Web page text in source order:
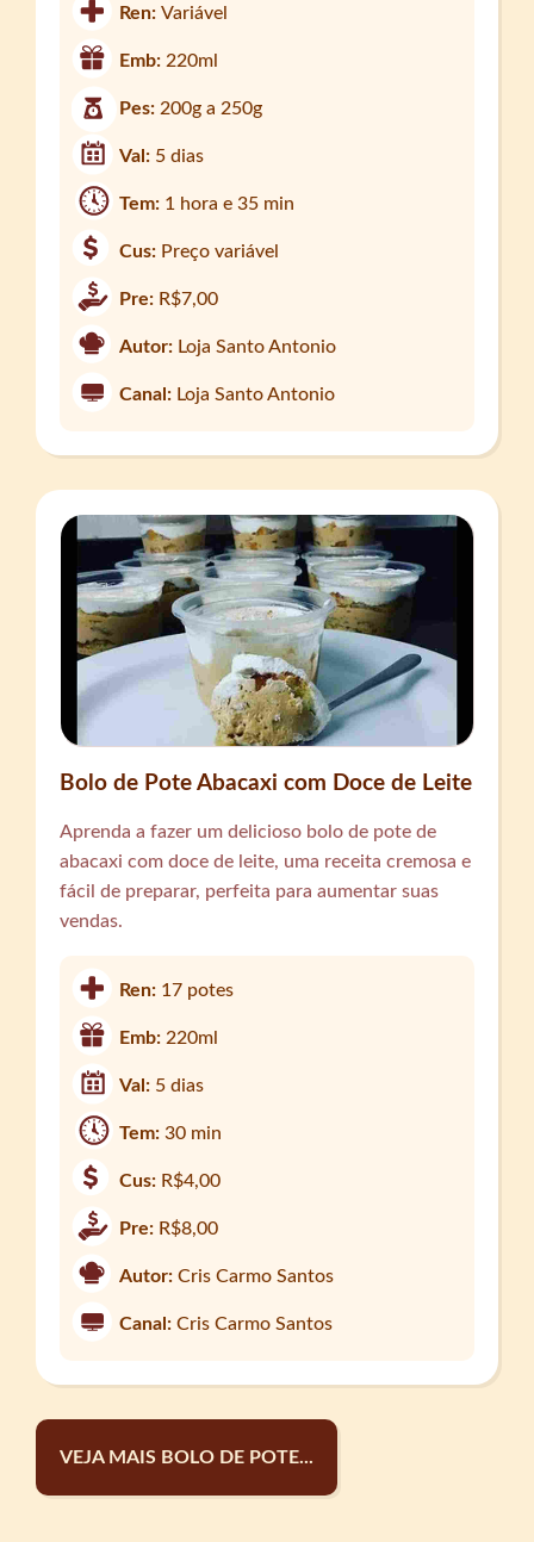
Ren:Variável
Emb: 220ml
Pes: 200g a 250g
Val: 5 dias
Tem: 1 hora e 35 min
Cus: Preço variável
Pre: R$7,00
Autor: Loja Santo Antonio
Canal: Loja Santo Antonio
Bolo de Pote Abacaxi com Doce de Leite
Aprenda a fazer um delicioso bolo de pote de
abacaxi com doce de leite, uma receita cremosa e
fácil de preparar, perfeita para aumentar suas
vendas.
Ren: 17 potes
Emb: 220ml
Val: 5 dias
Tem:30 min
Cus: R$4,00
Pre: R$8,00
Autor: Cris Carmo Santos
Canal: Cris Carmo Santos
VEJA MAIS BOLO DE POTE...